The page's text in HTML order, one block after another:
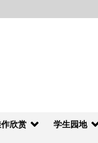
欣赏 学生园地